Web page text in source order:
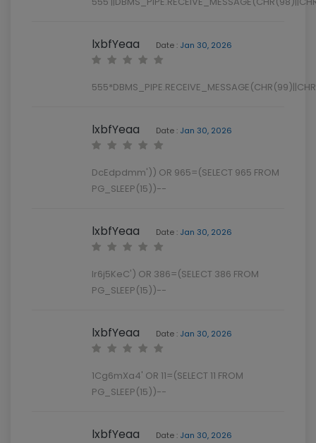
lxbfYeaa Date : Jan 30, 2026
lxbfYeaa Date : Jan 30, 2026
DcEdpdmm')) OR 965=(SELECT 965 FROM
PG_SLEEP(15))--
lxbfYeaa Date : Jan 30, 2026
Ir6j5KeC') OR 386=(SELECT 386 FROM
PG_SLEEP(15))--
lxbfYeaa Date : Jan 30, 2026
1Cg6mXa4' OR 11=(SELECT 11 FROM
PG_SLEEP(15))--
lxbfYeaa Date : Jan 30, 2026